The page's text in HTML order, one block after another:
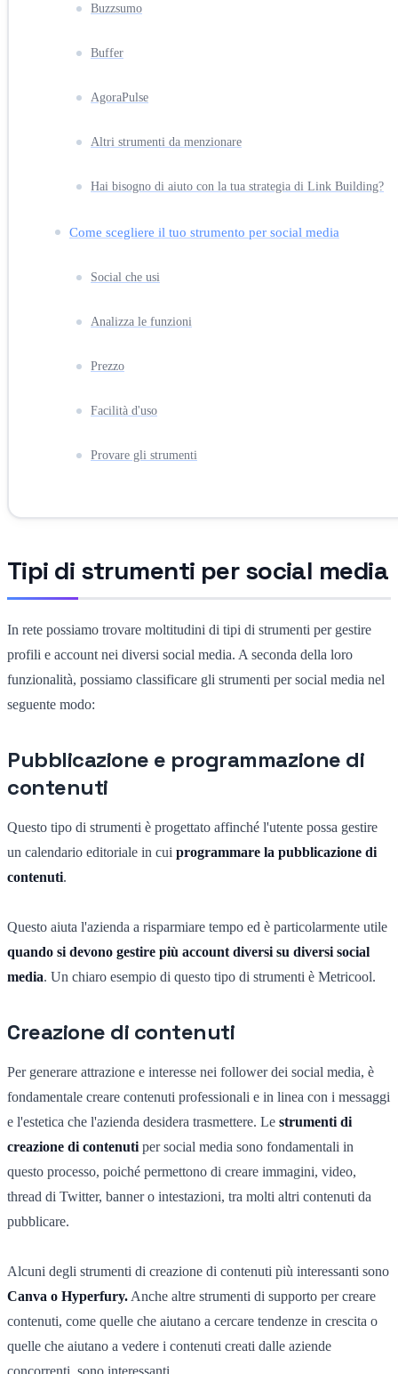
Buzzsumo
Buffer
AgoraPulse
Altri strumenti da menzionare
Hai bisogno di aiuto con la tua strategia di Link Building?
Come scegliere il tuo strumento per social media
Social che usi
Analizza le funzioni
Prezzo
Facilità d'uso
Provare gli strumenti
Tipi di strumenti per social media
In rete possiamo trovare moltitudini di tipi di strumenti per gestire
profili e account nei diversi social media. A seconda della loro
funzionalità, possiamo classificare gli strumenti per social media nel
seguente modo:
Pubblicazione e programmazione di
contenuti
Questo tipo di strumenti è progettato affinché l'utente possa gestire
un calendario editoriale in cui programmare la pubblicazione di
contenuti.
Questo aiuta l'azienda a risparmiare tempo ed è particolarmente utile
quando si devono gestire più account diversi su diversi social
media. Un chiaro esempio di questo tipo di strumenti è Metricool.
Creazione di contenuti
Per generare attrazione e interesse nei follower dei social media, è
fondamentale creare contenuti professionali e in linea con i messaggi
e l'estetica che l'azienda desidera trasmettere. Le strumenti di
creazione di contenuti per social media sono fondamentali in
questo processo, poiché permettono di creare immagini, video,
thread di Twitter, banner o intestazioni, tra molti altri contenuti da
pubblicare.
Alcuni degli strumenti di creazione di contenuti più interessanti sono
Canva o Hyperfury. Anche altre strumenti di supporto per creare
contenuti, come quelle che aiutano a cercare tendenze in crescita o
quelle che aiutano a vedere i contenuti creati dalle aziende
concorrenti, sono interessanti.